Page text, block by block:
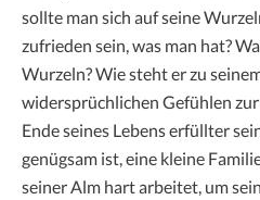
sollte man sich auf seine
zufrieden sein, was man hat?
Wurzeln? Wie steht er zu
widersprüchlichen Gefühlen
Ende seines Lebens erfüllter
genügsam ist, eine kleine
seiner Alm hart arbeitet, um